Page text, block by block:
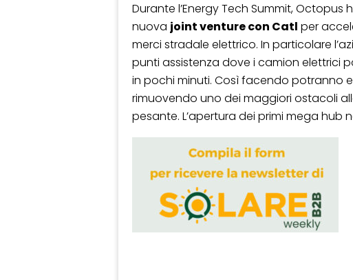
Durante l’Energy Tech Summit,
nuova joint venture con Catl per
merci stradale elettrico. In particolare
punti assistenza dove i camion elettrici
in pochi minuti. Così facendo potranno
rimuovendo uno dei maggiori ostacoli
pesante. L’apertura dei primi mega hub